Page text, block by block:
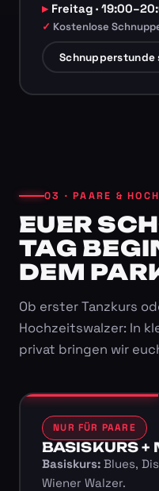
Freitag ·
Kostenlose
Schnupperstunde
03 · PAARE &
EUER
TAG
DEM
Ob erster Tanzkurs
Hochzeitswalzer: In
privat bringen wir
NUR FÜR PAARE
BASISKURS +
Basiskurs:Blues,
Wiener Walzer.